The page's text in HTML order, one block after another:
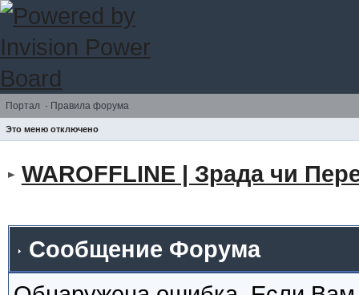
Портал · Правила форума
Это меню отключено
WAROFFLINE | Зрада чи
Сообщение Форума